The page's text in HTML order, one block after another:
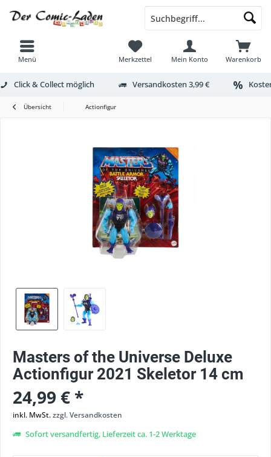
Menü Warenkorb
Merkzettel Mein Konto
Click & Collect möglich Versandkosten 3,99 €
Übersicht Actionfigur
Masters of the Universe Deluxe
Actionfigur 2021 Skeletor 14 cm
24,99 € *
inkl. MwSt.zzgl. Versandkosten
Sofort versandfertig, Lieferzeit ca. 1-2 Werktage